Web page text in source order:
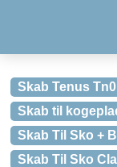
Skab Tenus
Skab til
Skab Til Sko +
Skab Til Sko